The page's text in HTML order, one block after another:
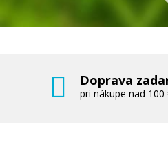
Doprava
pri nákupe nad 100